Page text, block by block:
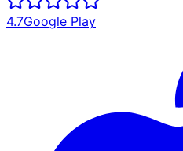
4.7Google Play